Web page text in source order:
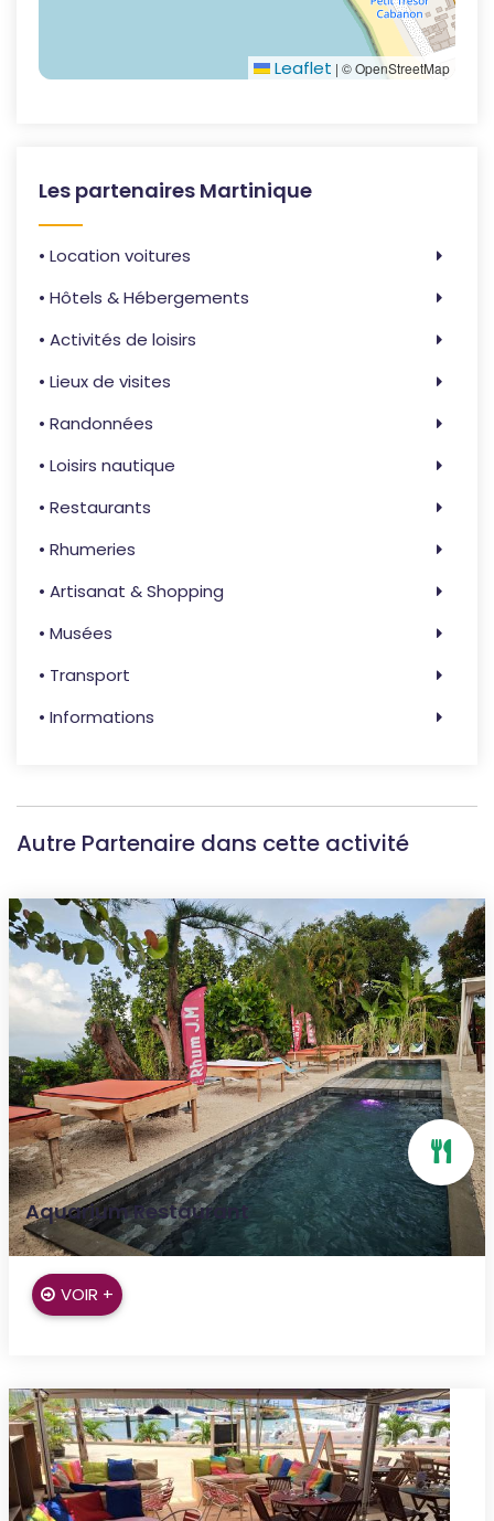
Leaflet | © OpenStreetMap
Les partenaires Martinique
• Location voitures
• Hôtels & Hébergements
• Activités de loisirs
• Lieux de visites
• Randonnées
• Loisirs nautique
• Restaurants
• Rhumeries
• Artisanat & Shopping
• Musées
• Transport
• Informations
Autre Partenaire dans cette activité
Aquarium Restaurant
Le Marigot
VOIR +